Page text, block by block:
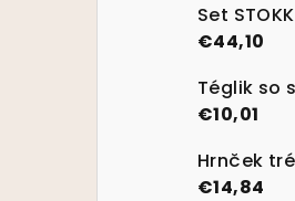
€44,10
€10,01
€14,84